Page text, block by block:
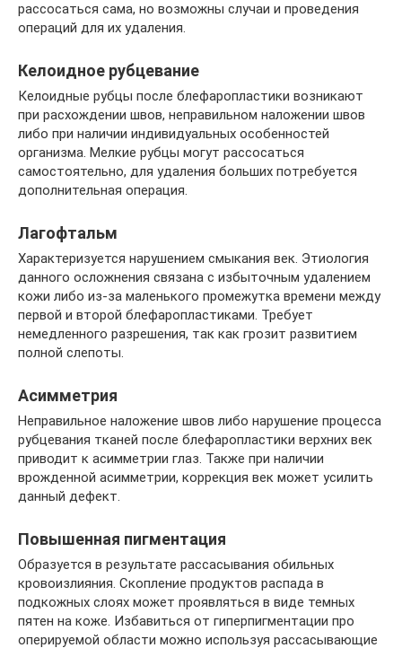
рассосаться сама, но возможны случаи и проведения
операций для их удаления.
Келоидное рубцевание
Келоидные рубцы после блефаропластики возникают
при расхождении швов, неправильном наложении швов
либо при наличии индивидуальных особенностей
организма. Мелкие рубцы могут рассосаться
самостоятельно, для удаления больших потребуется
дополнительная операция.
Лагофтальм
Характеризуется нарушением смыкания век. Этиология
данного осложнения связана с избыточным удалением
кожи либо из-за маленького промежутка времени между
первой и второй блефаропластиками. Требует
немедленного разрешения, так как грозит развитием
полной слепоты.
Асимметрия
Неправильное наложение швов либо нарушение процесса
рубцевания тканей после блефаропластики верхних век
приводит к асимметрии глаз. Также при наличии
врожденной асимметрии, коррекция век может усилить
данный дефект.
Повышенная пигментация
Образуется в результате рассасывания обильных
кровоизлияния. Скопление продуктов распада в
подкожных слоях может проявляться в виде темных
пятен на коже. Избавиться от гиперпигментации про
оперируемой области можно используя рассасывающие